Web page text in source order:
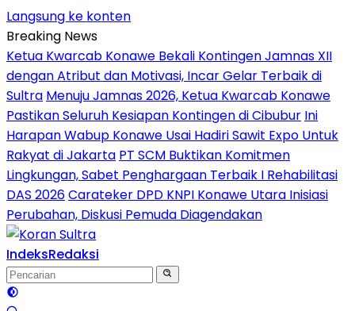
Langsung ke konten
Breaking News
Ketua Kwarcab Konawe Bekali Kontingen Jamnas XII
dengan Atribut dan Motivasi, Incar Gelar Terbaik di
Sultra Menuju Jamnas 2026, Ketua Kwarcab Konawe
Pastikan Seluruh Kesiapan Kontingen di Cibubur Ini
Harapan Wabup Konawe Usai Hadiri Sawit Expo Untuk
Rakyat di Jakarta PT SCM Buktikan Komitmen
Lingkungan, Sabet Penghargaan Terbaik I Rehabilitasi
DAS 2026Carateker DPD KNPI Konawe Utara Inisiasi
Perubahan, Diskusi Pemuda Diagendakan
IndeksRedaksi